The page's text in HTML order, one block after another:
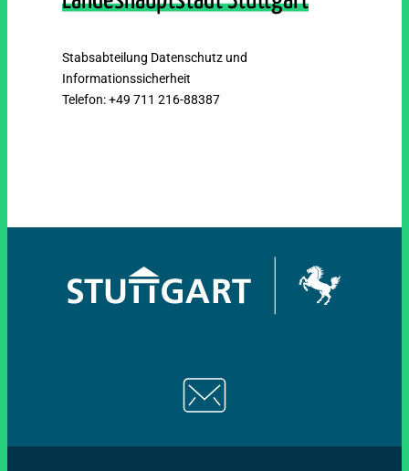
Stabsabteilung Datenschutz und
Informationssicherheit
Telefon: +49 711 216-88387